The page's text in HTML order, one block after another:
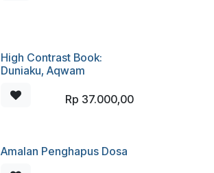
High Contrast Book:
Duniaku, Aqwam
Rp 37.000,00
Amalan Penghapus Dosa